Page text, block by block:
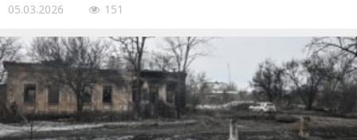
05.03.2026 151